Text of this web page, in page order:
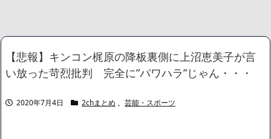
水が市街地を直撃、工場浸水・車両が次々流されるNEW!
記者「中革連は食料品消費税ゼロを公約に掲げていたが？」→階
猛氏「それは財源確保という条件付き」NEW!
【悲報】 コロナワクチン打たなかった結果・・・・NEW!
いそう…会社滅茶苦茶やろなぁ」→
NEW!
【画像】このボケて、破壊力ありすぎてクッソワロタｗｗｗｗｗ
【悲報】キンコン梶原の降板裏側に上沼恵美子が言
い放った苛烈批判 完全に”パワハラ”じゃん・・・
2020年7月4日 2chまとめ , 芸能・スポーツ